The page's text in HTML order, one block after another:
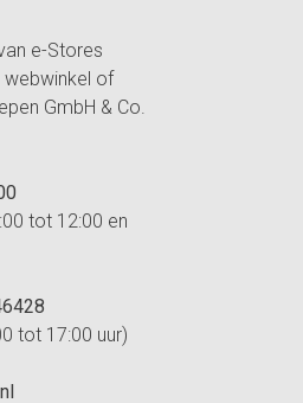
e-Stores
webwinkel of
GmbH & Co.
tot 12:00 en
tot 17:00 uur)